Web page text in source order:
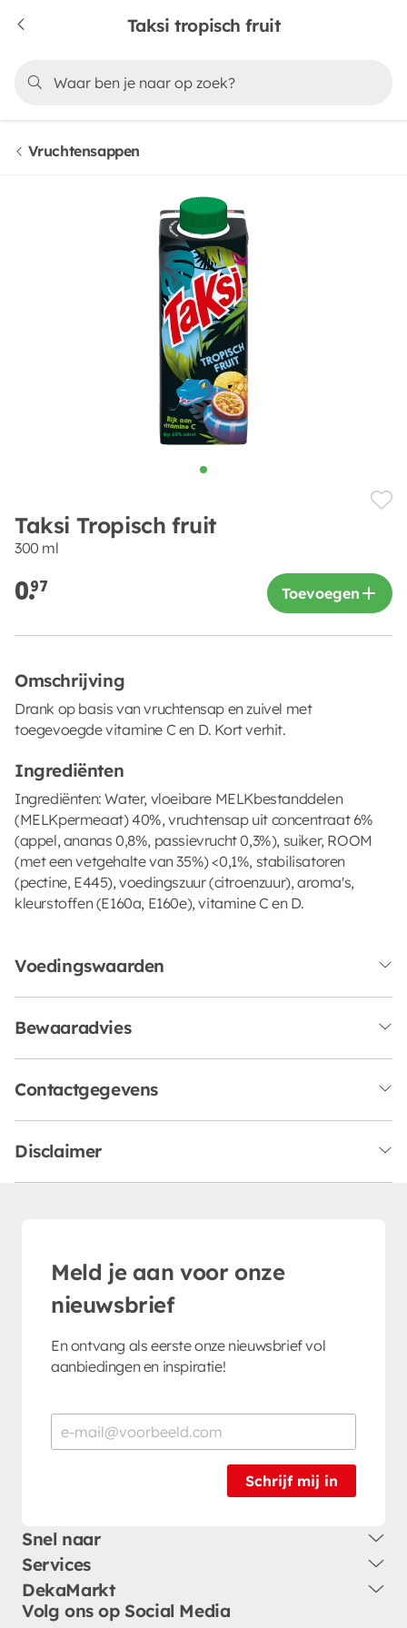
Taksi tropisch fruit
Vruchtensappen
Taksi Tropisch fruit
300 ml
0.97 Toevoegen
Omschrijving
Drank op basis van vruchtensap en zuivel met
toegevoegde vitamine C en D. Kort verhit.
Ingrediënten
Ingrediënten: Water, vloeibare MELKbestanddelen
(MELKpermeaat) 40%, vruchtensap uit concentraat 6%
(appel, ananas 0,8%, passievrucht 0,3%), suiker, ROOM
(met een vetgehalte van 35%) <0,1%, stabilisatoren
(pectine, E445), voedingszuur (citroenzuur), aroma's,
kleurstoffen (E160a, E160e), vitamine C en D.
Voedingswaarden
Bewaaradvies
Contactgegevens
Disclaimer
Meld je aan voor onze
nieuwsbrief
En ontvang als eerste onze nieuwsbrief vol
aanbiedingen en inspiratie!
Schrijf mij in
Snel naar
Services
DekaMarkt
Volg ons op Social Media